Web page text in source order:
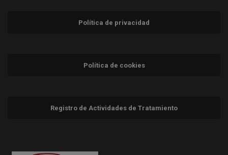
Política de privacidad
Política de cookies
Registro de Actividades de Tratamiento